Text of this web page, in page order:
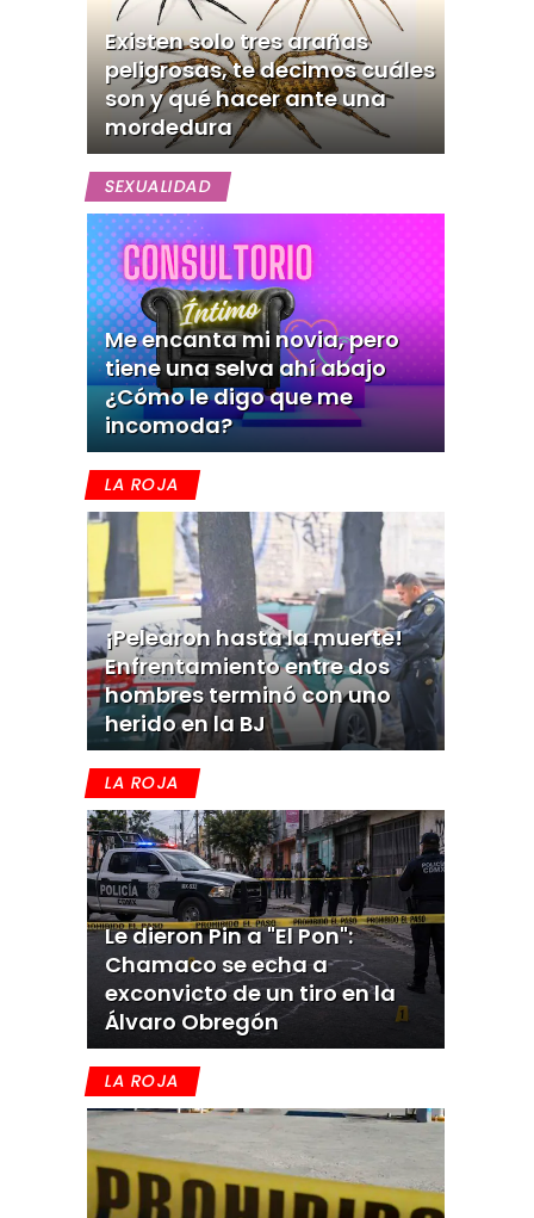
Existen solo tres arañas
peligrosas, te decimos cuáles
son y qué hacer ante una
mordedura
SEXUALIDAD
Me encanta mi novia, pero
tiene una selva ahí abajo
¿Cómo le digo que me
incomoda?
LA ROJA
¡Pelearon hasta la muerte!
Enfrentamiento entre dos
hombres terminó con uno
herido en la BJ
LA ROJA
Le dieron Pin a "El Pon":
Chamaco se echa a
exconvicto de un tiro en la
Álvaro Obregón
LA ROJA